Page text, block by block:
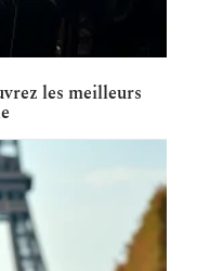
les meilleurs